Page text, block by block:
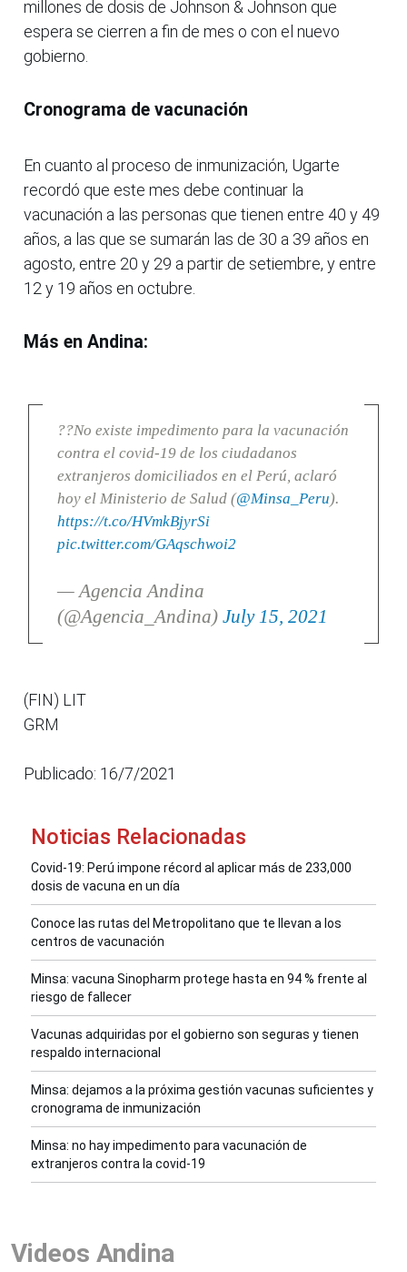
millones de dosis de Johnson & Johnson que
espera se cierren a fin de mes o con el nuevo
gobierno.
Cronograma de vacunación
En cuanto al proceso de inmunización, Ugarte
recordó que este mes debe continuar la
vacunación a las personas que tienen entre 40 y 49
años, a las que se sumarán las de 30 a 39 años en
agosto, entre 20 y 29 a partir de setiembre, y entre
12 y 19 años en octubre.
Más en Andina:
??No existe impedimento para la vacunación
contra el covid-19 de los ciudadanos
extranjeros domiciliados en el Perú, aclaró
hoy el Ministerio de Salud (@Minsa_Peru).
https://t.co/HVmkBjyrSi
pic.twitter.com/GAqschwoi2
— Agencia Andina
(@Agencia_Andina) July 15, 2021
(FIN) LIT
GRM
Publicado: 16/7/2021
Noticias Relacionadas
Covid-19: Perú impone récord al aplicar más de 233,000
dosis de vacuna en un día
Conoce las rutas del Metropolitano que te llevan a los
centros de vacunación
Minsa: vacuna Sinopharm protege hasta en 94 % frente al
riesgo de fallecer
Vacunas adquiridas por el gobierno son seguras y tienen
respaldo internacional
Minsa: dejamos a la próxima gestión vacunas suficientes y
cronograma de inmunización
Minsa: no hay impedimento para vacunación de
extranjeros contra la covid-19
Videos Andina